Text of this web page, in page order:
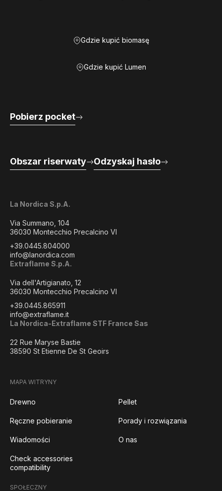
Gdzie kupić biomasę
Gdzie kupić Lumen
La Nordica S.p.A.
Via Summano, 104
36030 Montecchio Precalcino VI
+39.0445.804000
info@lanordica.com
Extraflame S.p.A.
Via dell'Artigianato, 12
36030 Montecchio Precalcino VI
+39.0445.865911
info@extraflame.it
La Nordica-Extraflame STF France Sas
22 Rue Maryse Bastie
38590 St Etienne De St Geoirs
Pobierz pocket
Obszar riserwaty Odzyskaj hasło
MAPA WITRYNY
Drewno Pellet
Ręczne pobieranie Porady i rozwiązania
Wiadomości O nas
Check accessories
compatibility
SPOŁECZNY